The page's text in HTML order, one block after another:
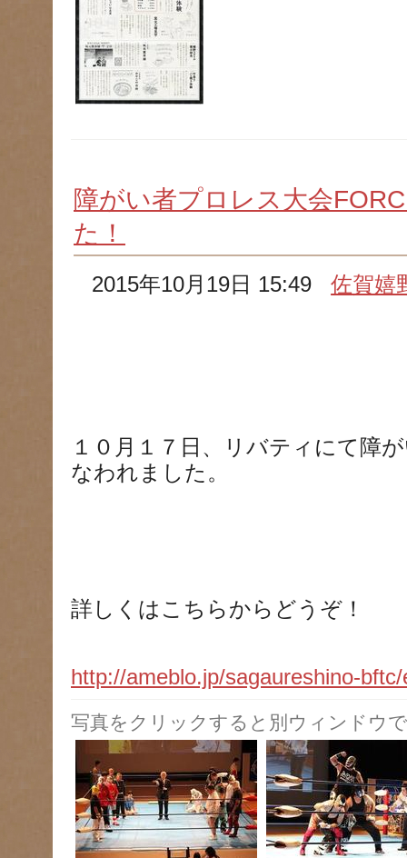
障がい者プロレス大会
た！
2015年10月19日 15:49佐賀嬉
１０月１７日、リバティにて障
なわれました。
詳しくはこちらからどうぞ！
http://ameblo.jp/sagaureshino-
写真をクリックすると別ウィンドウ